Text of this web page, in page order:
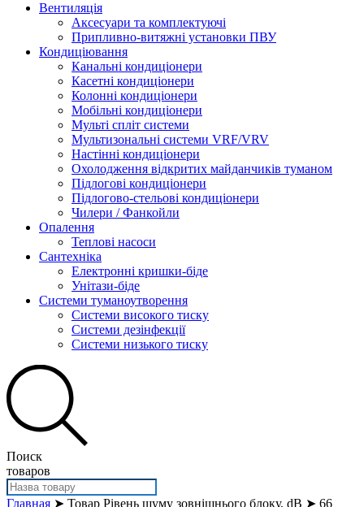
Вентиляція
Аксесуари та комплектуючі
Припливно-витяжні установки ПВУ
Кондиціювання
Канальні кондиціонери
Касетні кондиціонери
Колонні кондиціонери
Мобільні кондиціонери
Мульті спліт системи
Мультизональні системи VRF/VRV
Настінні кондиціонери
Охолодження відкритих майданчиків туманом
Підлогові кондиціонери
Підлогово-стельові кондиціонери
Чилери / Фанкойли
Опалення
Теплові насоси
Сантехніка
Електронні кришки-біде
Унітази-біде
Системи туманоутворення
Системи високого тиску
Системи дезінфекції
Системи низького тиску
Поиск
товаров
Главная ➤ Товар Рівень шуму зовнішнього блоку, dB ➤ 66